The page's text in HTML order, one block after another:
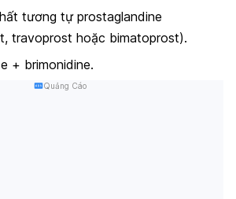
tương tự prostaglandine
travoprost hoặc bimatoprost).
+ brimonidine.
Quảng Cáo